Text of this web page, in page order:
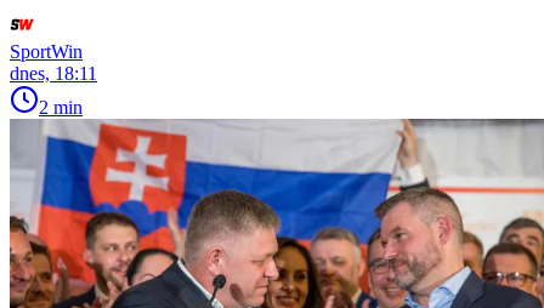
SportWin
dnes, 18:11
2 min